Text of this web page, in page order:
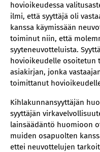
hovioikeudessa
ilmi, että syyttäjä oli
kanssa käymissään
toiminut niin, että
syyteneuvotteluista.
hovioikeudelle osoitetun
asiakirjan, jonka
toimittanut
Kihlakunnansyyttäjän
syyttäjän
lainsäädäntö huomioon
muiden osapuolten
ettei neuvottelujen